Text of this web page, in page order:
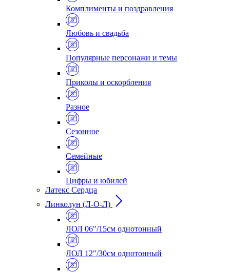
Комплименты и поздравления
Любовь и свадьба
Популярные персонажи и темы
Приколы и оскорбления
Разное
Сезонное
Семейные
Цифры и юбилей
Латекс Сердца
Линколун (Л-О-Л)
ЛОЛ 06"/15см однотонный
ЛОЛ 12"/30см однотонный